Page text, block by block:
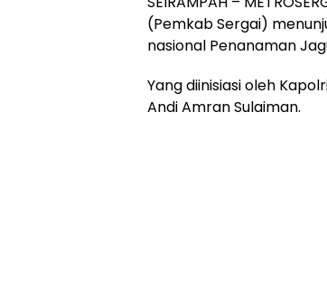
(Pemkab Sergai)
nasional Penanaman
Yang diinisiasi oleh
Andi Amran Sulaiman.